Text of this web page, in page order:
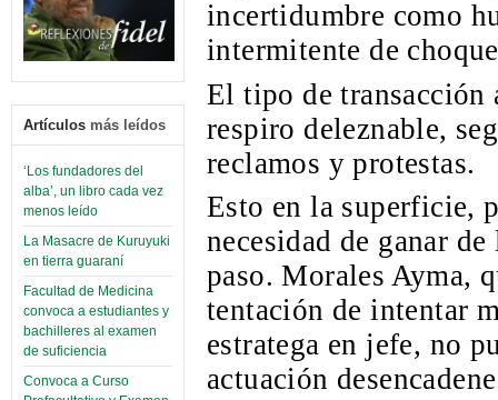
Artículos más leídos
‘Los fundadores del
alba’, un libro cada vez
menos leído
La Masacre de Kuruyuki
en tierra guaraní
Facultad de Medicina
convoca a estudiantes y
bachilleres al examen
de suficiencia
Convoca a Curso
incertidumbre como
intermitente de
El tipo de transacción
respiro deleznable,
reclamos y protestas.
Esto en la superficie,
necesidad de ganar
paso. Morales Ayma,
tentación de intentar
estratega en jefe, no
actuación